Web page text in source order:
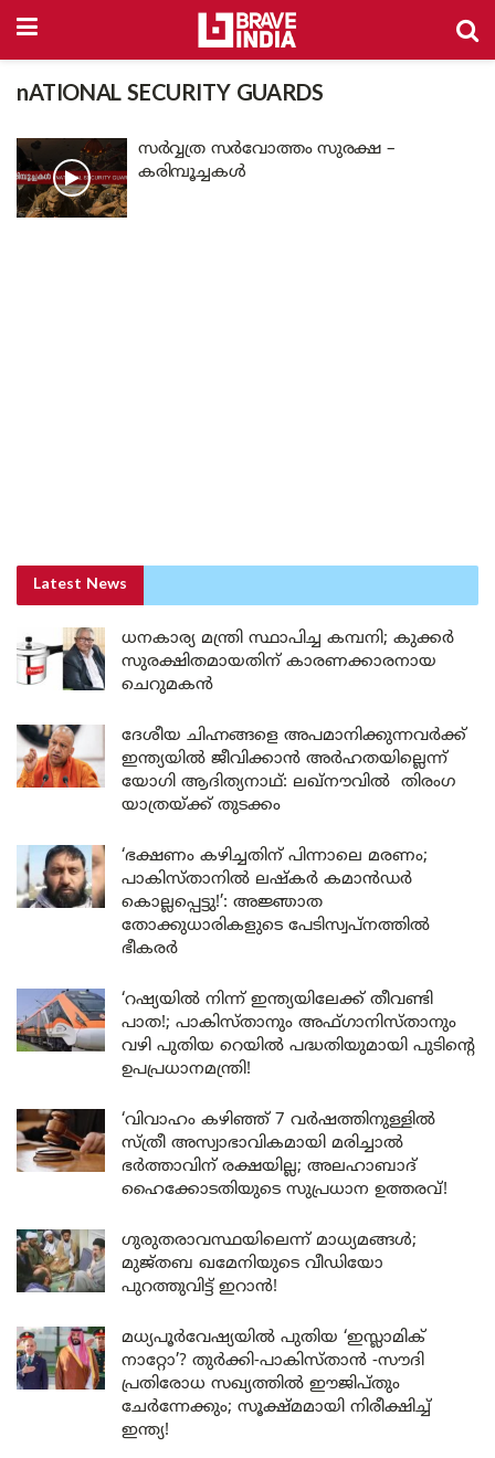
nATIONAL SECURITY GUARDS
സർവ്വത്ര സർവോത്തം സുരക്ഷ –
കരിമ്പൂച്ചകൾ
Latest News
ധനകാര്യ മന്ത്രി സ്ഥാപിച്ച കമ്പനി; കുക്കർ
സുരക്ഷിതമായതിന് കാരണക്കാരനായ
ചെറുമകൻ
ദേശീയ ചിഹ്നങ്ങളെ അപമാനിക്കുന്നവർക്ക്
ഇന്ത്യയിൽ ജീവിക്കാൻ അർഹതയില്ലെന്ന്
യോഗി ആദിത്യനാഥ്: ലഖ്‌നൗവിൽ തിരംഗ
യാത്രയ്ക്ക് തുടക്കം
‘ഭക്ഷണം കഴിച്ചതിന് പിന്നാലെ മരണം;
പാകിസ്താനിൽ ലഷ്കർ കമാൻഡർ
കൊല്ലപ്പെട്ടു!’: അജ്ഞാത
തോക്കുധാരികളുടെ പേടിസ്വപ്നത്തിൽ
ഭീകരർ
‘റഷ്യയിൽ നിന്ന് ഇന്ത്യയിലേക്ക് തീവണ്ടി
പാത!; പാകിസ്താനും അഫ്ഗാനിസ്താനും
വഴി പുതിയ റെയിൽ പദ്ധതിയുമായി പുടിന്റെ
ഉപപ്രധാനമന്ത്രി!
‘വിവാഹം കഴിഞ്ഞ് 7 വർഷത്തിനുള്ളിൽ
സ്ത്രീ അസ്വാഭാവികമായി മരിച്ചാൽ
ഭർത്താവിന് രക്ഷയില്ല; അലഹാബാദ്
ഹൈക്കോടതിയുടെ സുപ്രധാന ഉത്തരവ്!
ഗുരുതരാവസ്ഥയിലെന്ന് മാധ്യമങ്ങൾ;
മുജ്തബ ഖമേനിയുടെ വീഡിയോ
പുറത്തുവിട്ട് ഇറാൻ!
മധ്യപൂർവേഷ്യയിൽ പുതിയ ‘ഇസ്ലാമിക്
നാറ്റോ’? തുർക്കി-പാകിസ്താൻ -സൗദി
പ്രതിരോധ സഖ്യത്തിൽ ഈജിപ്തും
ചേർന്നേക്കും; സൂക്ഷ്മമായി നിരീക്ഷിച്ച്
ഇന്ത്യ!